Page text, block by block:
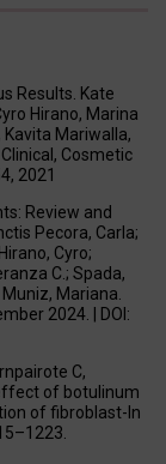
Results. Kate
Hirano, Marina
Kavita Mariwalla,
Cosmetic
2021
Review and
Pecora, Carla;
Cyro;
C.; Spada,
Mariana.
2024. | DOI:
C,
of botulinum
of fibroblast-In